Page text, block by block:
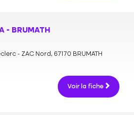
- BRUMATH
- ZAC Nord, 67170 BRUMATH
Voir la fiche